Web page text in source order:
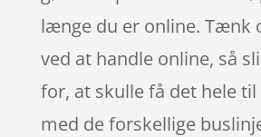
længe du er online. Tænk
ved at handle online, så
for, at skulle få det hele til
med de forskellige